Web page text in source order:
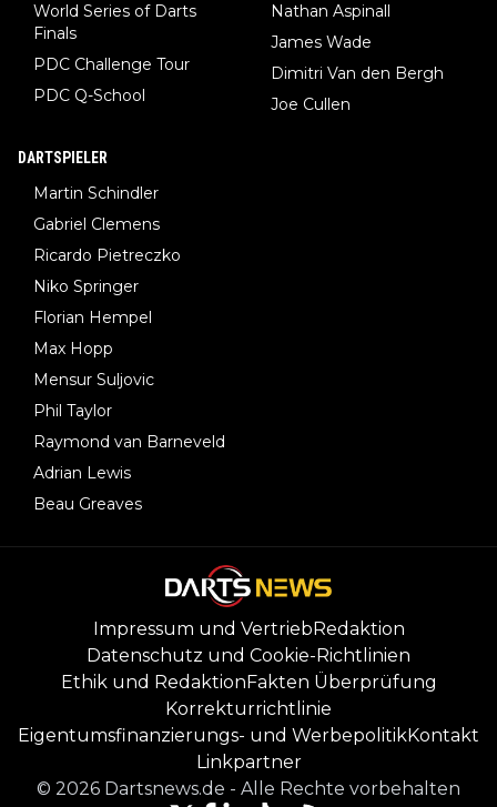
World Series of Darts
Finals
PDC Challenge Tour
PDC Q-School
Nathan Aspinall
James Wade
Dimitri Van den Bergh
Joe Cullen
DARTSPIELER
Martin Schindler
Gabriel Clemens
Ricardo Pietreczko
Niko Springer
Florian Hempel
Max Hopp
Mensur Suljovic
Phil Taylor
Raymond van Barneveld
Adrian Lewis
Beau Greaves
Impressum und VertriebRedaktion
Datenschutz und Cookie-Richtlinien
Ethik und RedaktionFakten Überprüfung
Korrekturrichtlinie
Eigentumsfinanzierungs- und WerbepolitikKontakt
Linkpartner
© 2026 Dartsnews.de - Alle Rechte vorbehalten